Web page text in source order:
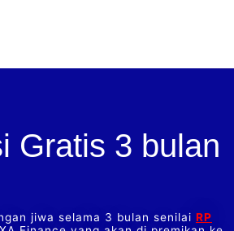
Gratis 3 bulan
jiwa selama 3 bulan senilai RP